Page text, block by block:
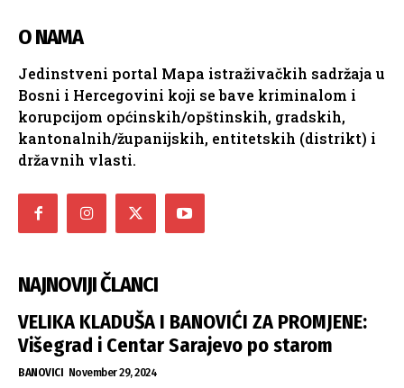
O NAMA
Jedinstveni portal Mapa istraživačkih sadržaja u
Bosni i Hercegovini koji se bave kriminalom i
korupcijom općinskih/opštinskih, gradskih,
kantonalnih/županijskih, entitetskih (distrikt) i
državnih vlasti.
NAJNOVIJI ČLANCI
VELIKA KLADUŠA I BANOVIĆI ZA PROMJENE:
Višegrad i Centar Sarajevo po starom
BANOVICI November 29, 2024